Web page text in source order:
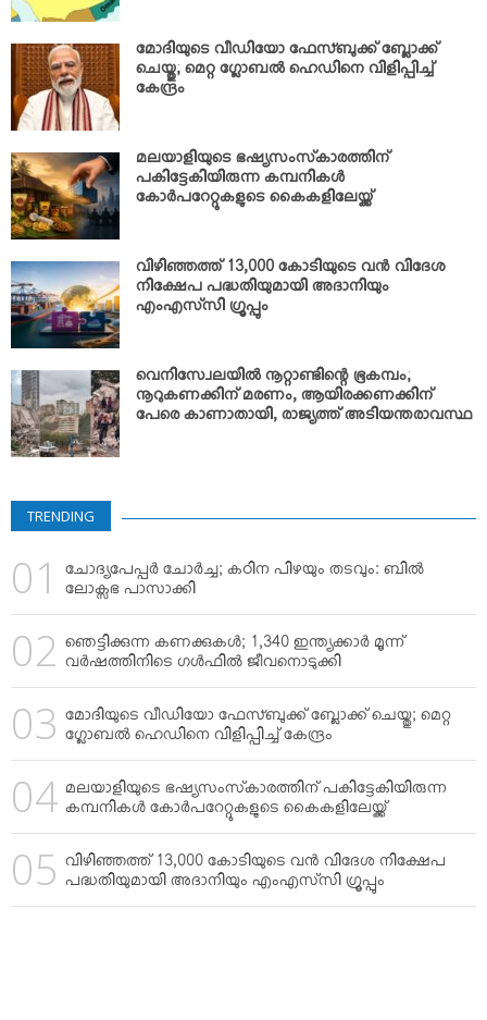
മോദിയുടെ വീഡിയോ ഫേസ്ബുക്ക് ബ്ലോക്ക്
ചെയ്തു; മെറ്റ ഗ്ലോബല്‍ ഹെഡിനെ വിളിപ്പിച്ച്
കേന്ദ്രം
മലയാളിയുടെ ഭഷ്യസംസ്‌കാരത്തിന്
പകിട്ടേകിയിരുന്ന കമ്പനികള്‍
കോര്‍പറേറ്റുകളുടെ കൈകളിലേയ്ക്ക്
വിഴിഞ്ഞത്ത് 13,000 കോടിയുടെ വന്‍ വിദേശ
നിക്ഷേപ പദ്ധതിയുമായി അദാനിയും
എംഎസ്‌സി ഗ്രൂപ്പും
വെനിസ്വേലയില്‍ നൂറ്റാണ്ടിന്റെ ഭൂകമ്പം;
നൂറുകണക്കിന് മരണം, ആയിരക്കണക്കിന്
പേരെ കാണാതായി, രാജ്യത്ത് അടിയന്തരാവസ്ഥ
TRENDING
ചോദ്യപേപ്പര്‍ ചോര്‍ച്ച; കഠിന പിഴയും തടവും: ബില്‍
ലോക്സഭ പാസാക്കി
ഞെട്ടിക്കുന്ന കണക്കുകള്‍; 1,340 ഇന്ത്യക്കാര്‍ മൂന്ന്
വര്‍ഷത്തിനിടെ ഗള്‍ഫില്‍ ജീവനൊടുക്കി
മോദിയുടെ വീഡിയോ ഫേസ്ബുക്ക് ബ്ലോക്ക് ചെയ്തു; മെറ്റ
ഗ്ലോബല്‍ ഹെഡിനെ വിളിപ്പിച്ച് കേന്ദ്രം
മലയാളിയുടെ ഭഷ്യസംസ്‌കാരത്തിന് പകിട്ടേകിയിരുന്ന
കമ്പനികള്‍ കോര്‍പറേറ്റുകളുടെ കൈകളിലേയ്ക്ക്
വിഴിഞ്ഞത്ത് 13,000 കോടിയുടെ വന്‍ വിദേശ നിക്ഷേപ
പദ്ധതിയുമായി അദാനിയും എംഎസ്‌സി ഗ്രൂപ്പും